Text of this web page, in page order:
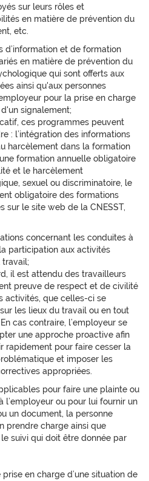
sur leurs rôles et
en matière de prévention du
etc.
d’information et de formation
en matière de prévention du
qui sont offerts aux
ainsi qu'aux personnes
pour la prise en charge
signalement;
ces programmes peuvent
: l’intégration des informations
harcèlement dans la formation
formation annuelle obligatoire
et le harcèlement
sexuel ou discriminatoire, le
obligatoire des formations
sur le site web de la CNESST,
concernant les conduites à
participation aux activités
travail;
il est attendu des travailleurs
preuve de respect et de civilité
activités, que celles-ci se
les lieux du travail ou en tout
cas contraire, l’employeur se
une approche proactive afin
rapidement pour faire cesser la
et imposer les
appropriées.
pour faire une plainte ou
l’employeur ou pour lui fournir un
un document, la personne
prendre charge ainsi que
le suivi qui doit être donnée par
prise en charge d’une situation de